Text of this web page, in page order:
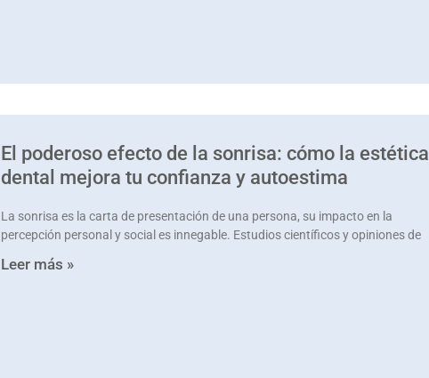
El poderoso efecto de la sonrisa: cómo la estética
dental mejora tu confianza y autoestima
La sonrisa es la carta de presentación de una persona, su impacto en la
percepción personal y social es innegable. Estudios científicos y opiniones de
Leer más »